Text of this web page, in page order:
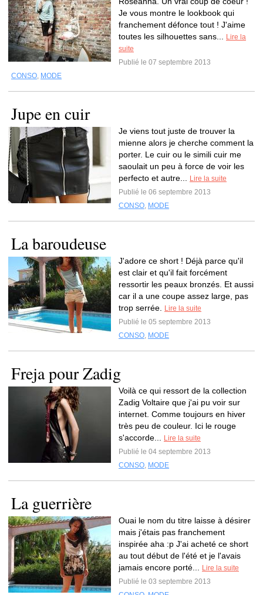
Je vous montre le lookbook qui
franchement défonce tout ! J'aime
toutes les silhouettes sans...
Lire la
suite
Publié le 07 septembre 2013
CONSO, MODE
Jupe en cuir
Je viens tout juste de trouver la
mienne alors je cherche comment la
porter. Le cuir ou le simili cuir me
saoulait un peu à force de voir les
perfecto et autre...
Lire la suite
Publié le 06 septembre 2013
CONSO, MODE
La baroudeuse
J'adore ce short ! Déjà parce qu'il
est clair et qu'il fait forcément
ressortir les peaux bronzés. Et aussi
car il a une coupe assez large, pas
trop serrée.
Lire la suite
Publié le 05 septembre 2013
CONSO, MODE
Freja pour Zadig
Voilà ce qui ressort de la collection
Zadig Voltaire que j'ai pu voir sur
internet. Comme toujours en hiver
très peu de couleur. Ici le rouge
s'accorde...
Lire la suite
Publié le 04 septembre 2013
CONSO, MODE
La guerrière
Ouai le nom du titre laisse à désirer
mais j'étais pas franchement
inspirée aha :p J'ai acheté ce short
au tout début de l'été et je l'avais
jamais encore porté...
Lire la suite
Publié le 03 septembre 2013